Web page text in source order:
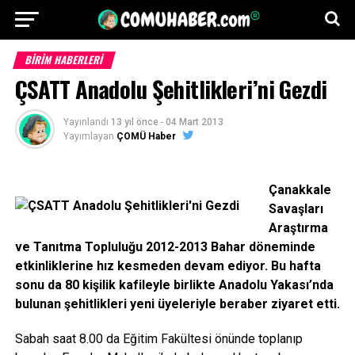
BİRİM HABERLERİ
ÇSATT Anadolu Şehitlikleri’ni Gezdi
Yayınlandı 13 yıl önce - 04 Mart 2013
Yayımlayan ÇOMÜ Haber
Çanakkale
Savaşları
Araştırma
ve Tanıtma Topluluğu 2012-2013 Bahar döneminde
etkinliklerine hız kesmeden devam ediyor. Bu hafta
sonu da 80 kişilik kafileyle birlikte Anadolu Yakası’nda
bulunan şehitlikleri yeni üyeleriyle beraber ziyaret etti.
Sabah saat 8.00 da Eğitim Fakültesi önünde toplanıp